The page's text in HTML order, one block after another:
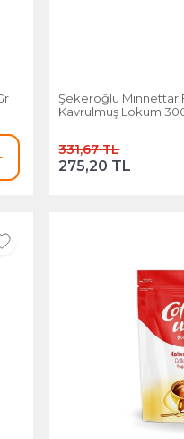
Şekeroğlu Minnettar
Kavrulmuş Lokum
331,67 TL
275,20 TL